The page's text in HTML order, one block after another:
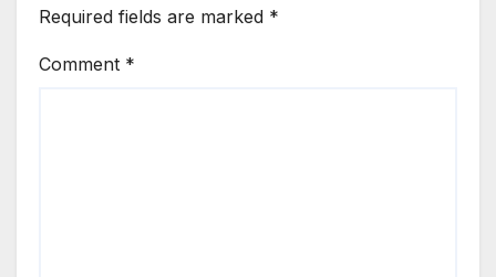
Required fields are marked *
Comment *